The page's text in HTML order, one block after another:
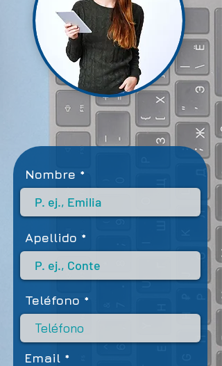
Nombre
Apellido
Teléfono
Email